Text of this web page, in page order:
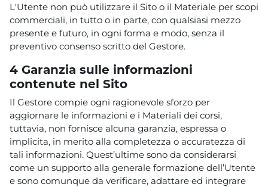
L'Utente non può utilizzare il Sito o il Materiale per scopi
commerciali, in tutto o in parte, con qualsiasi mezzo
presente e futuro, in ogni forma e modo, senza il
preventivo consenso scritto del Gestore.
4 Garanzia sulle informazioni
contenute nel Sito
Il Gestore compie ogni ragionevole sforzo per
aggiornare le informazioni e i Materiali dei corsi,
tuttavia, non fornisce alcuna garanzia, espressa o
implicita, in merito alla completezza o accuratezza di
tali informazioni. Quest’ultime sono da considerarsi
come un supporto alla generale formazione dell’Utente
e sono comunque da verificare, adattare ed integrare